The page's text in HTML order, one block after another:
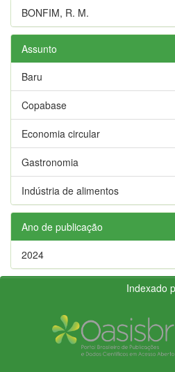
BONFIM, R. M.
Assunto
Baru
Copabase
Economia circular
Gastronomia
Indústria de alimentos
Ano de publicação
2024
Indexado